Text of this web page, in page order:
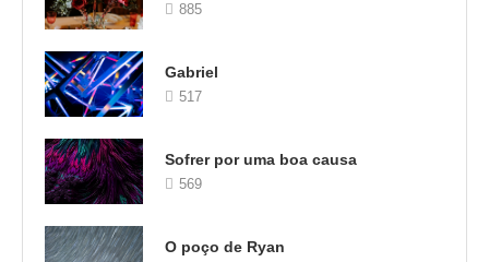
885
Gabriel
517
Sofrer por uma boa causa
569
O poço de Ryan